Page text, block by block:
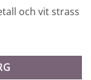
och vit strass